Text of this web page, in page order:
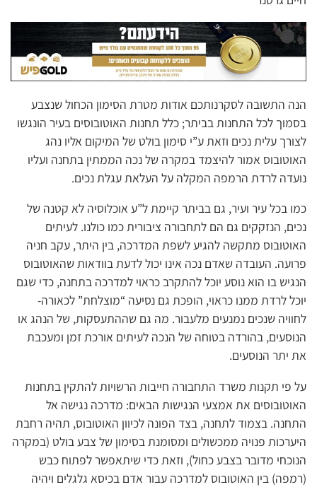
הנה התשובה לסקרנותכם אודות מטרת הסימון הכחול שנצבע
בסמוך לכל התחנות בביתר; כלל תחנות האוטובוסים בעיר הונגשו
לצורך עלית נכים וזאת ע”י סימון בולט של המיקום אליו נהג
האוטובוס אמור להיצמד במקרה של נכה הממתין בתחנה ועליו
נועדה לרדת הרמפה המקלה על העלאת עגלת נכים.
כמו בכל עיר ועיר, גם בביתר קיימת ל”ע אוכלוסיה לא קטנה של
נכים, הנזקקים גם הם לתחבורה ציבורית כמו כולנו. לעיתים
האוטובוס מתקשה להגיע לשפת המדרכה, בין היתר, עקב חניה
פרועה. העובדה שאדם נכה אינו יכול לדעת בוודאות שהאוטובוס
הנגיש בו הוא נוסע יוכל להתקרב כראוי למדרכה בתחנה, כדי שגם
יוכל לרדת ממנו כראוי, הופכת גם נסיעה “מוצלחת” לכאורה-
לחוויה שנכים נמנעים מלעבור. מה גם שההתעסקות, של הנהג או
הנוסעים, בהורדה בטוחה של הנכה לעיתים אורכת זמן ומעכבת
את יתר הנוסעים.
על פי תקנות משרד התחבורה חייבות הרשויות להתקין בתחנות
האוטובוסים את אמצעי הנגישות הבאים: מדרכה נגישה אל
התחנה. בצמוד לתחנה, בצד הפונה לכיוון האוטובוס, תהיה רחבת
היערכות פנויה ממכשולים ומסומנת בסימון של צבע בולט (במקרה
הנוכחי מדובר בצבע כחול), וזאת כדי שיתאפשר לפתוח כבש
(רמפה) בין האוטובוס למדרכה עבור אדם בכיסא גלגלים ויהיה